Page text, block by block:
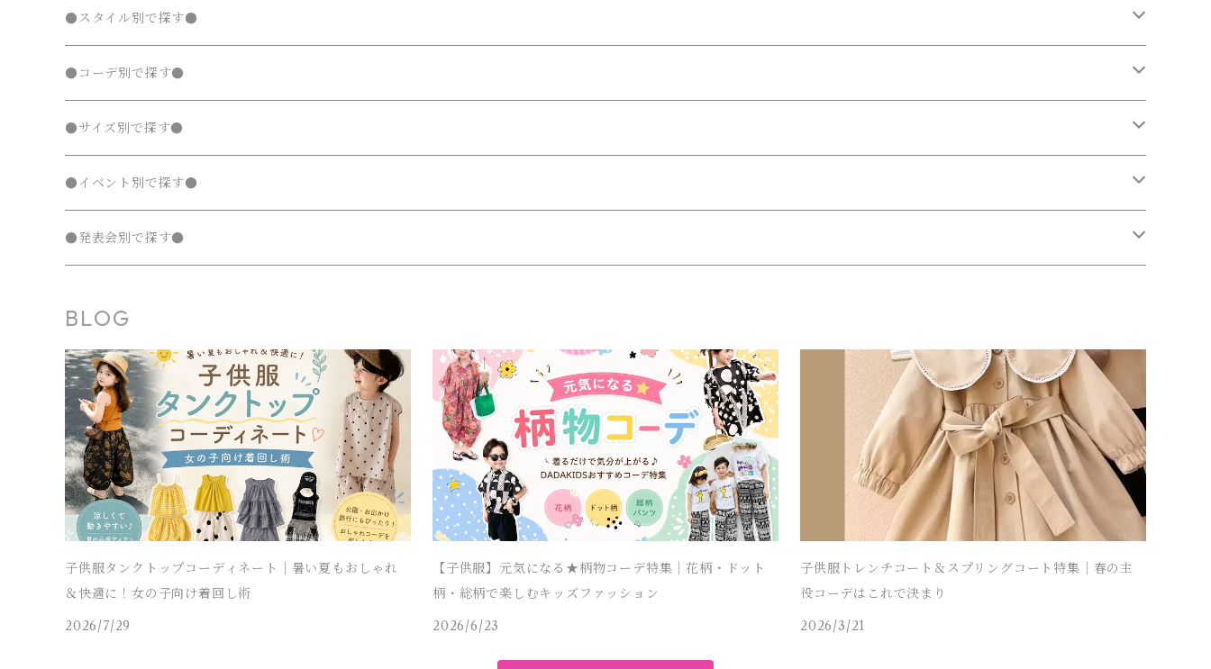
タンクトップ
チェスターコート
ラッシュガード
タンクトップ
チェスターコート
靴下
サロペット・オーバーオール
水着
ラッシュガード
タンクトップ
チェスターコート
靴
靴下
オールインワン
サロペット・オーバーオール
水着
ラッシュガード
シャツ・ブラウス
タンクトップ
スカート
デニムスカート
アウター
ダウンジャケット・コート
ノーカラージャケット
ポンチョ
チェスターコート
発表会 ドレス
半袖
長袖
フォーマルスーツ
スカート セットアップ
パンツ セットアップ
靴・小物
靴
ワンピース
チュニック
ドレス
ワンピース水着
セパレート水着
シャツ・ブラウス
タンクトップ
シャツワンピース
ジャンパースカート
ボトムス
スカート
デニムスカート
アウター
ダウンジャケット・コート
ノーカラージャケット
マウンテンパーカー
ポンチョ
チェスターコート
発表会 ドレス
半袖
長袖
フォーマルスーツ
スカート セットアップ
靴・小物
レギンス・タイツ
水着
ラッシュガード
ワンピース水着
セパレート水着
Tシャツ・カットソー
シャツ・ブラウス
タンクトップ
ワンピース
シャツワンピース
ジャンパースカート
ボトムス
スカート
デニムスカート
アウター
ダウンジャケット・コート
ノーカラージャケット
マウンテンパーカー
ポンチョ
チェスターコート
発表会 ドレス
半袖
フォーマルスーツ
靴下
レギンス・タイツ
オールインワン
サロペット・オーバーオール
水着
ラッシュガード
ワンピース水着
春
夏
秋
冬
●スタイル別で探す●
ナチュラル 子供服
フェミニン 子供服
マニッシュ 子供服
フォーマル 子供服
アウトドアミックス 子供服
オーバーサイズ・ビッグシルエット 子供服
ユニセックス 子供服
ストリート 子供服
ヒップホップ 子供服
エスニック 子供服
●コーデ別で探す●
兄弟・姉妹コーデ
親子コーデ
●サイズ別で探す●
70～90cm
100～140cm
M～XXXL
●イベント別で探す●
入園式
lady's
結婚式ドレス
men's
lady's
●発表会別で探す●
半袖
袖なし・ノースリーブ
コンクール 発表会ドレス
ダンス発表会
BLOG
子供服タンクトップコーディネート｜暑い夏もおしゃれ
＆快適に！女の子向け着回し術
2026/7/29
【子供服】元気になる★柄物コーデ特集｜花柄・ドット
柄・総柄で楽しむキッズファッション
2026/6/23
子供服トレンチコート＆スプリングコート特集｜春の主
役コーデはこれで決まり
2026/3/21